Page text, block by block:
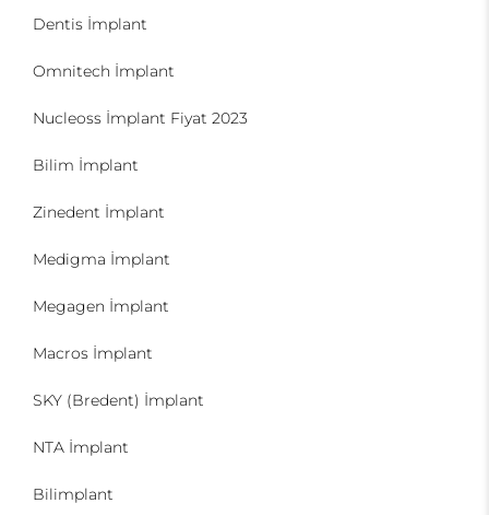
Dentis İmplant
Omnitech İmplant
Nucleoss İmplant Fiyat 2023
Bilim İmplant
Zinedent İmplant
Medigma İmplant
Megagen İmplant
Macros İmplant
SKY (Bredent) İmplant
NTA İmplant
Bilimplant